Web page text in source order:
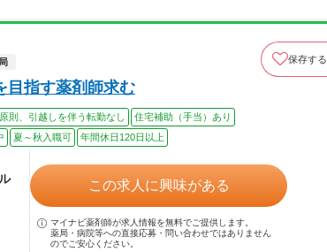
保存する
目指す薬剤師求む
原則、引越しを伴う転勤なし
住宅補助（手当）あり
夏～秋入職可 年間休日120日以上
この求人に興味がある
マイナビ薬剤師が求人情報を無料でご提供します。
薬局・病院等への直接応募・問い合わせではありません
のでご安心ください。